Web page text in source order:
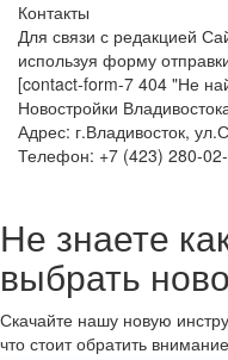
Контакты
Для связи с редакцией
используя форму
[contact-form-7 404 "Не
Новостройки
Адрес: г.Владивосток,
Телефон: +7 (423) 280-
Не знаете
выбрать
Скачайте нашу новую
что стоит обратить